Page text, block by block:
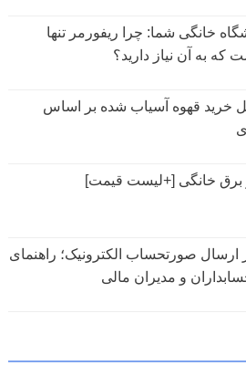
خانگی شما: چرا ریفورمر تنها
که به آن نیاز دارید؟
خرید قهوه آسیاب شده بر اساس
برق خانگی [+لیست قیمت]
ارسال صورتحساب الکترونیک؛ راهنمای
و مدیران مالی